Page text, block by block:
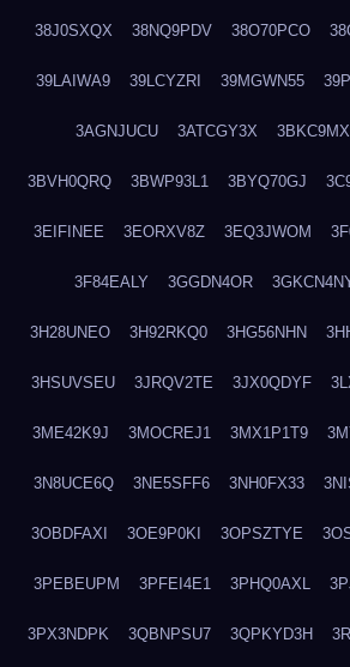
38J0SXQX 38NQ9PDV 38O70PCO
39LAIWA9 39LCYZRI 39MGWN55
3AGNJUCU 3ATCGY3X
3BVH0QRQ 3BWP93L1 3BYQ70GJ
3EIFINEE 3EORXV8Z 3EQ3JWOM
3F84EALY 3GGDN4OR
3H28UNEO 3H92RKQ0 3HG56NHN
3HSUVSEU 3JRQV2TE 3JX0QDYF
3ME42K9J 3MOCREJ1 3MX1P1T9
3N8UCE6Q 3NE5SFF6 3NH0FX33
3OBDFAXI 3OE9P0KI 3OPSZTYE
3PEBEUPM 3PFEI4E1 3PHQ0AXL
3PX3NDPK 3QBNPSU7 3QPKYD3H